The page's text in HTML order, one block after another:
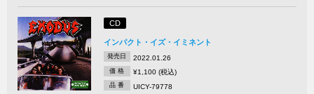
CD
インパクト・イズ・イミネント
発売日 2022.01.26
価 格 ¥1,100 (税込)
品 番 UICY-79778